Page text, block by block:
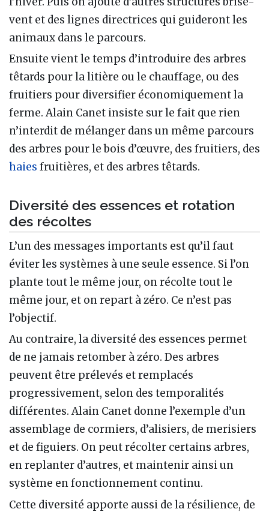
vent et des lignes directrices qui guideront les
animaux dans le parcours.
Ensuite vient le temps d’introduire des arbres
têtards pour la litière ou le chauffage, ou des
fruitiers pour diversifier économiquement la
ferme. Alain Canet insiste sur le fait que rien
n’interdit de mélanger dans un même parcours
des arbres pour le bois d’œuvre, des fruitiers, des
haies fruitières, et des arbres têtards.
Diversité des essences et rotation
des récoltes
L’un des messages importants est qu’il faut
éviter les systèmes à une seule essence. Si l’on
plante tout le même jour, on récolte tout le
même jour, et on repart à zéro. Ce n’est pas
l’objectif.
Au contraire, la diversité des essences permet
de ne jamais retomber à zéro. Des arbres
peuvent être prélevés et remplacés
progressivement, selon des temporalités
différentes. Alain Canet donne l’exemple d’un
assemblage de cormiers, d’alisiers, de merisiers
et de figuiers. On peut récolter certains arbres,
en replanter d’autres, et maintenir ainsi un
système en fonctionnement continu.
Cette diversité apporte aussi de la résilience, de